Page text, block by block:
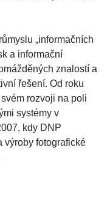
„informačních
a informační
znalostí a
řešení. Od roku
rozvoji na poli
systémy v
kdy DNP
výroby fotografické